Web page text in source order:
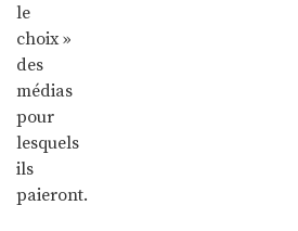
le
choix »
des
médias
pour
lesquels
ils
paieront.